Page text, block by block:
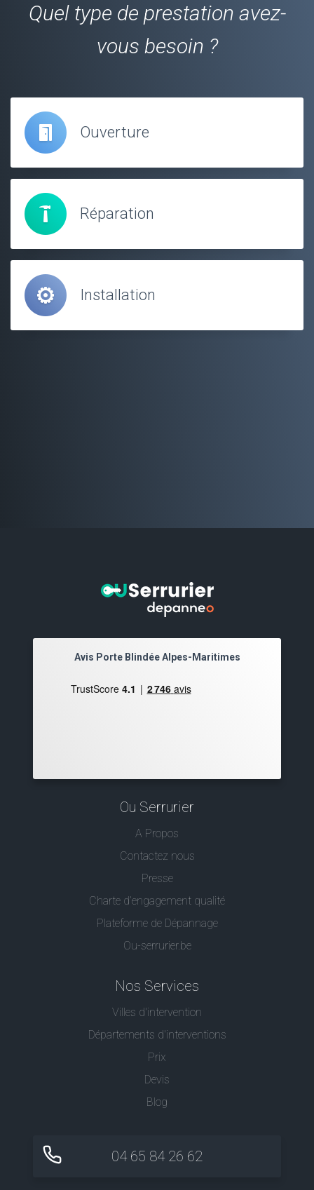
Quel type de prestation avez-
vous besoin ?
Ouverture
Réparation
Installation
Avis Porte Blindée Alpes-Maritimes
Ou Serrurier
A Propos
Contactez nous
Presse
Charte d’engagement qualité
Plateforme de Dépannage
Ou-serrurier.be
Nos Services
Villes d'intervention
Départements d'interventions
Prix
Devis
Blog
04 65 84 26 62